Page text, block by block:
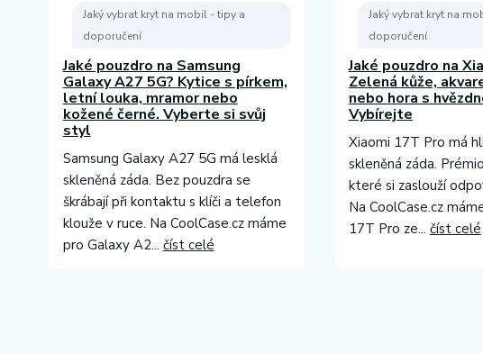
Jaký vybrat kryt na mobil - tipy a
doporučení
Jaké pouzdro na Samsung
Galaxy A27 5G? Kytice s pírkem,
letní louka, mramor nebo
kožené černé. Vyberte si svůj
styl
Samsung Galaxy A27 5G má lesklá
skleněná záda. Bez pouzdra se
škrábají při kontaktu s klíči a telefon
klouže v ruce. Na CoolCase.cz máme
pro Galaxy A2... číst celé
Jaký vybrat kryt na
doporučení
Jaké pouzdro na
Zelená kůže,
nebo hora s
Vybírejte
Xiaomi 17T Pro má
skleněná záda.
které si zaslouží
Na CoolCase.cz
17T Pro ze... číst celé